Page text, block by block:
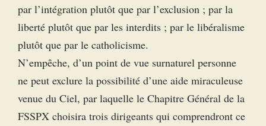
par l’intégration plutôt que par l’exclusion ; par la
liberté plutôt que par les interdits ; par le libéralisme
plutôt que par le catholicisme.
N’empêche, d’un point de vue surnaturel personne
ne peut exclure la possibilité d’une aide miraculeuse
venue du Ciel, par laquelle le Chapitre Général de la
FSSPX choisira trois dirigeants qui comprendront ce